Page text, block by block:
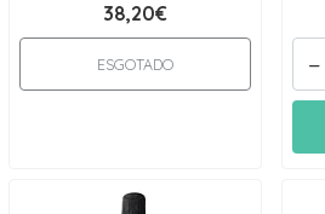
38,20€
ESGOTADO -